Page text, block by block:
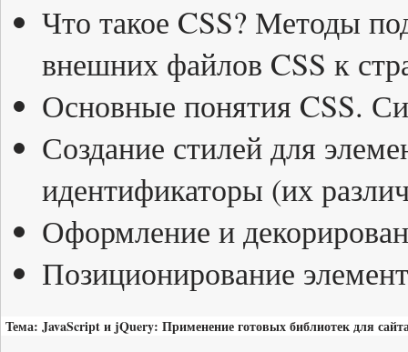
Что такое CSS? Методы
внешних файлов CSS к
Основные понятия CSS.
Создание стилей для
идентификаторы (их
Оформление и
Позиционирование
Тема: JavaScript и jQuery: Применение готовых библиотек для